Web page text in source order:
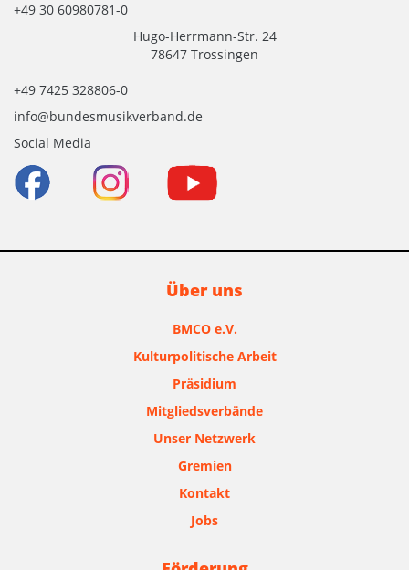
+49 30 60980781-0
Hugo-Herrmann-Str. 24
78647 Trossingen
+49 7425 328806-0
info@bundesmusikverband.de
Social Media
Über uns
BMCO e.V.
Kulturpolitische Arbeit
Präsidium
Mitgliedsverbände
Unser Netzwerk
Gremien
Kontakt
Jobs